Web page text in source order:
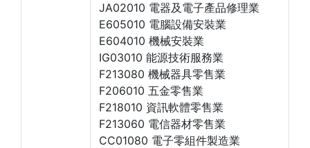
JA02010 電器及電子產品修理業
E605010 電腦設備安裝業
E604010 機械安裝業
IG03010 能源技術服務業
F213080 機械器具零售業
F206010 五金零售業
F218010 資訊軟體零售業
F213060 電信器材零售業
CC01080 電子零組件製造業